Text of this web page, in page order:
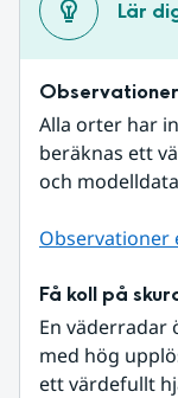
Lär
Alla orter har
beräknas ett
och
Observationer
Få koll på
En väderradar
med hög
ett värdefullt